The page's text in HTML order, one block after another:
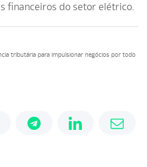
financeiros do setor elétrico.
tributária para impulsionar negócios por todo